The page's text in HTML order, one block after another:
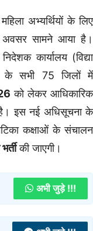
अभ्यर्थियों के लिए
अवसर सामने आया है।
कार्यालय (विद्या
सभी 75 जिलों में
को लेकर आधिकारिक
इस नई अधिसूचना के
कक्षाओं के संचालन
की जाएगी।
अभी जुड़े !!!